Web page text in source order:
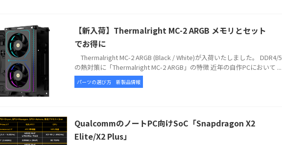
【新入荷】Thermalright MC-2 ARGB メモリとセット
でお得に
Thermalright MC-2 ARGB (Black / White)が入荷いたしました。 DDR4/5
の熱対策に「Thermalright MC-2 ARGB」の特徴 近年の自作PCにおいて ...
パーツの選び方 新製品情報
QualcommのノートPC向けSoC「Snapdragon X2
Elite/X2 Plus」